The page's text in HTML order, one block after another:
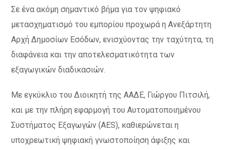
Σε ένα ακόμη σημαντικό βήμα για τον ψηφιακό
μετασχηματισμό του εμπορίου προχωρά η Ανεξάρτητη
Αρχή Δημοσίων Εσόδων, ενισχύοντας την ταχύτητα, τη
διαφάνεια και την αποτελεσματικότητα των
εξαγωγικών διαδικασιών.
Με εγκύκλιο του Διοικητή της ΑΑΔΕ, Γιώργου Πιτσιλή,
και με την πλήρη εφαρμογή του Αυτοματοποιημένου
Συστήματος Εξαγωγών (AES), καθιερώνεται η
υποχρεωτική ψηφιακή γνωστοποίηση άφιξης και